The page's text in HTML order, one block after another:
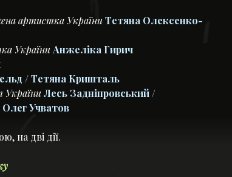
артистка УкраїниТетяна Олексенко-
УкраїниАнжеліка Гирич
/ Тетяна Кришталь
УкраїниЛесь Задніпровський /
Учватов
на дві дії.